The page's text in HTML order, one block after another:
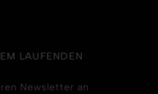
LAUFENDEN
Newsletter an